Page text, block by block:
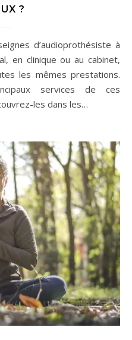
?
en clinique ou au cabinet,
les mêmes prestations.
services de ces
les dans les…